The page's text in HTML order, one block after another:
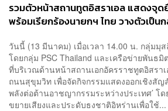
รวมตัวหน้าสถานทูตอิสราเอล แสดงจุ
พร้อมเรียกร้องนายกฯ ไทย วางตัวเป็น
วันนี้ (13 มีนาคม) เมื่อเวลา 14.00 น. กลุ่ม
โดยกลุ่ม PSC Thailand และเครือข่ายพันธ
ที่บริเวณด้านหน้าสถานเอกอัครราชทูตอิสราเ
ถนนสุขุมวิท เพื่อจัดกิจกรรมแสดงออกเชิงสัญ
พลังต่อต้านอาชญากรรมระหว่างประเทศ’ โ
ขยายเสียงและประดับธงชาติอิหร่านเพื่อใช้...